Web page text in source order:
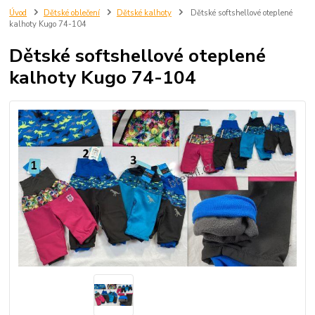
Úvod Dětské oblečení Dětské kalhoty
Dětské softshellové oteplené
kalhoty Kugo 74-104
Dětské softshellové oteplené
kalhoty Kugo 74-104